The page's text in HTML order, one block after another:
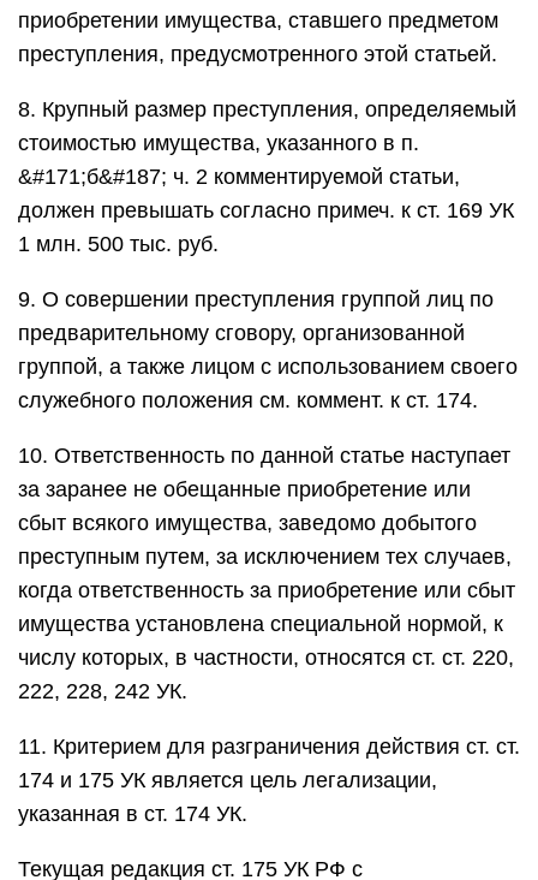
приобретении имущества, ставшего предметом
преступления, предусмотренного этой статьей.
8. Крупный размер преступления, определяемый
стоимостью имущества, указанного в п.
&#171;б&#187; ч. 2 комментируемой статьи,
должен превышать согласно примеч. к ст. 169 УК
1 млн. 500 тыс. руб.
9. О совершении преступления группой лиц по
предварительному сговору, организованной
группой, а также лицом с использованием своего
служебного положения см. коммент. к ст. 174.
10. Ответственность по данной статье наступает
за заранее не обещанные приобретение или
сбыт всякого имущества, заведомо добытого
преступным путем, за исключением тех случаев,
когда ответственность за приобретение или сбыт
имущества установлена специальной нормой, к
числу которых, в частности, относятся ст. ст. 220,
222, 228, 242 УК.
11. Критерием для разграничения действия ст. ст.
174 и 175 УК является цель легализации,
указанная в ст. 174 УК.
Текущая редакция ст. 175 УК РФ с